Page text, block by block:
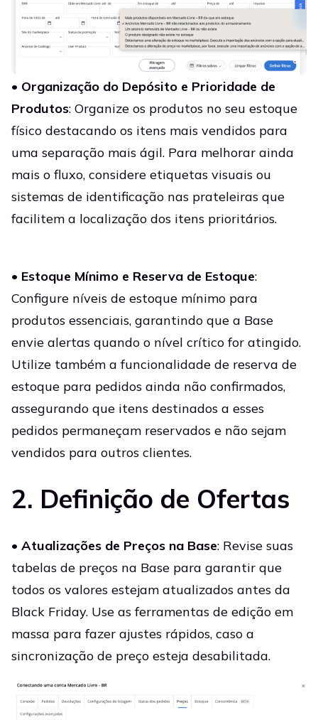
• Organização do Depósito e Prioridade de
Produtos: Organize os produtos no seu estoque
físico destacando os itens mais vendidos para
uma separação mais ágil. Para melhorar ainda
mais o fluxo, considere etiquetas visuais ou
sistemas de identificação nas prateleiras que
facilitem a localização dos itens prioritários.
• Estoque Mínimo e Reserva de Estoque:
Configure níveis de estoque mínimo para
produtos essenciais, garantindo que a Base
envie alertas quando o nível crítico for atingido.
Utilize também a funcionalidade de reserva de
estoque para pedidos ainda não confirmados,
assegurando que itens destinados a esses
pedidos permaneçam reservados e não sejam
vendidos para outros clientes.
2. Definição de Ofertas
• Atualizações de Preços na Base: Revise suas
tabelas de preços na Base para garantir que
todos os valores estejam atualizados antes da
Black Friday. Use as ferramentas de edição em
massa para fazer ajustes rápidos, caso a
sincronização de preço esteja desabilitada.